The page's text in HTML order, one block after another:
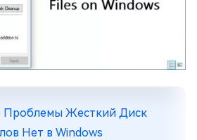
Проблемы Жесткий Диск
Нет в Windows